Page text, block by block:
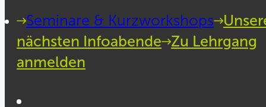
Seminare & Kurzworkshops
nächsten Infoabende Zu Lehrgang
anmelden